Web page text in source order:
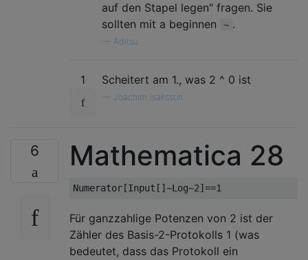
auf den Stapel legen" fragen. Sie
sollten mit a beginnen
~ .
Aditsu
1 Scheitert am 1., was 2 ^ 0 ist
Joachim Isaksson
6 Mathematica 28
Für ganzzahlige Potenzen von 2 ist der
Zähler des Basis-2-Protokolls 1 (was
bedeutet, dass das Protokoll ein